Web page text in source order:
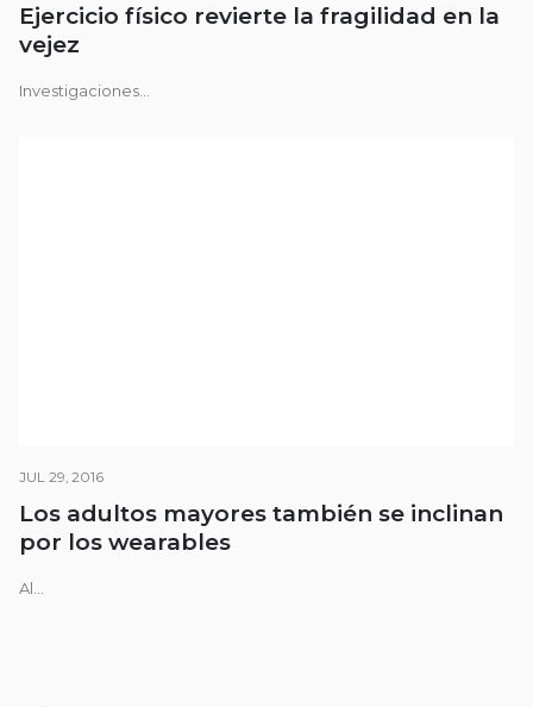
Ejercicio físico revierte la fragilidad en la
vejez
Investigaciones...
JUL 29, 2016
Los adultos mayores también se inclinan
por los wearables
Al...